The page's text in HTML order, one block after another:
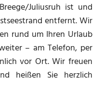
Juliusruh ist und
entfernt. Wir
rund um Ihren Urlaub
– am Telefon, per
vor Ort. Wir freuen
heißen Sie herzlich